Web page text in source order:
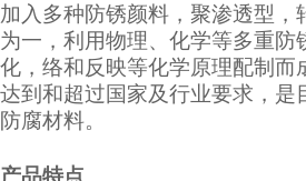
加入多种防锈颜料，聚渗透型，
为一，利用物理、化学等多重防
化，络和反映等化学原理配制而
达到和超过国家及行业要求，是
防腐材料。
产品特点